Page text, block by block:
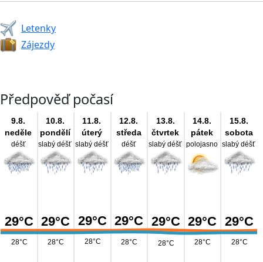
Letenky
Zájezdy
Předpověď počasí
29°C
28°C
9.8.
neděle
déšť
29°C
28°C
10.8.
pondělí
slabý déšť
29°C
28°C
11.8.
úterý
slabý déšť
29°C
28°C
12.8.
středa
déšť
29°C
28°C
13.8.
čtvrtek
slabý déšť
29°C
28°C
14.8.
pátek
polojasno
29°C
28°C
15.8.
sobota
slabý déšť